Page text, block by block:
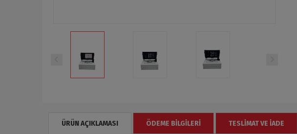
ÜRÜN AÇIKLAMASI ÖDEME BILGILERI TESLIMAT VE İADE